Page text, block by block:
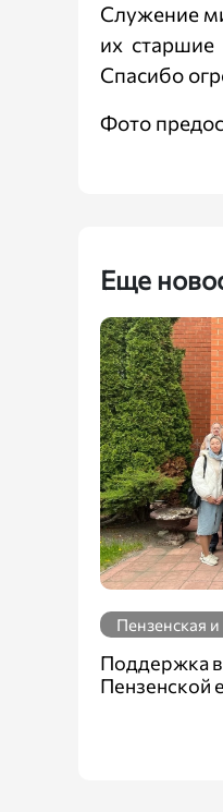
Служение
их
Спасибо
Фото
Еще
Пензенская
Поддержка
Пензенской